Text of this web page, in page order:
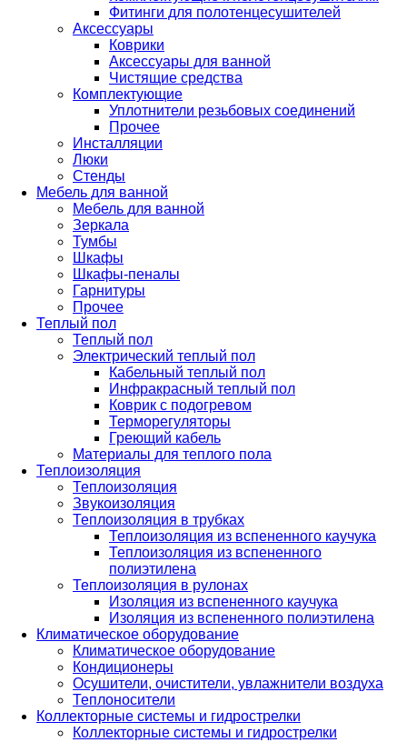
Фитинги для полотенцесушителей
Аксессуары
Коврики
Аксессуары для ванной
Чистящие средства
Комплектующие
Уплотнители резьбовых соединений
Прочее
Инсталляции
Люки
Стенды
Мебель для ванной
Мебель для ванной
Зеркала
Тумбы
Шкафы
Шкафы-пеналы
Гарнитуры
Прочее
Теплый пол
Теплый пол
Электрический теплый пол
Кабельный теплый пол
Инфракрасный теплый пол
Коврик с подогревом
Терморегуляторы
Греющий кабель
Материалы для теплого пола
Теплоизоляция
Теплоизоляция
Звукоизоляция
Теплоизоляция в трубках
Теплоизоляция из вспененного каучука
Теплоизоляция из вспененного
полиэтилена
Теплоизоляция в рулонах
Изоляция из вспененного каучука
Изоляция из вспененного полиэтилена
Климатическое оборудование
Климатическое оборудование
Кондиционеры
Осушители, очистители, увлажнители воздуха
Теплоносители
Коллекторные системы и гидрострелки
Коллекторные системы и гидрострелки